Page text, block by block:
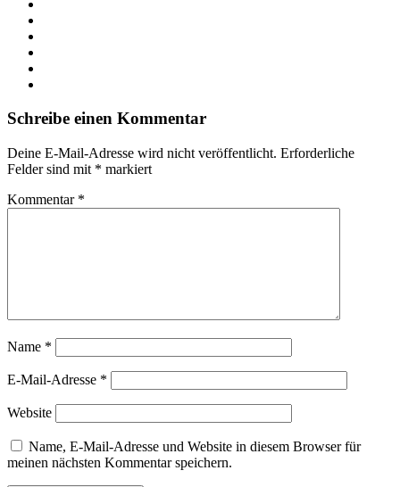
Schreibe einen Kommentar
Deine E-Mail-Adresse wird nicht veröffentlicht. Erforderliche
Felder sind mit * markiert
Kommentar *
Name *
E-Mail-Adresse *
Website
Name, E-Mail-Adresse und Website in diesem Browser für
meinen nächsten Kommentar speichern.